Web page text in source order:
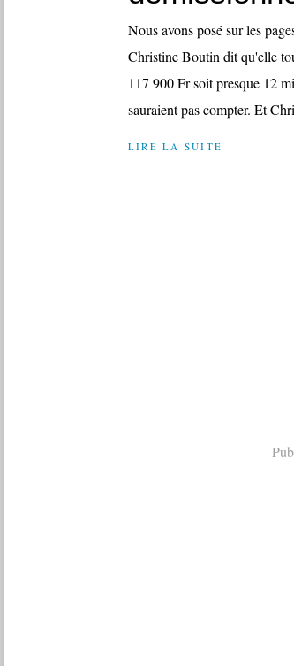
Nous avons posé sur les
Christine Boutin dit qu'elle
117 900 Fr soit presque 12
sauraient pas compter. Et
LIRE LA SUITE